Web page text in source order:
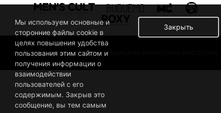
© 2019 BUSINESSMAN. ВСЕ ПРАВА ЗАЩИЩЕНЫ. РАЗРАБОТАНО В MC DESIGN.
Закрыть
Мы используем основные и
сторонние файлы cookie в
целях повышения удобства
пользования этим сайтом и
получения информации о
взаимодействии
пользователей с его
содержимым. Закрыв это
сообщение, вы тем самым